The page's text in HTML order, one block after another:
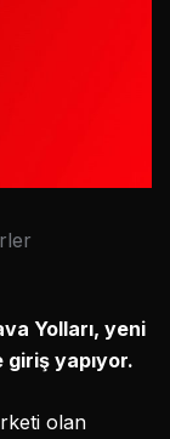
Yolları, yeni
giriş yapıyor.
olan